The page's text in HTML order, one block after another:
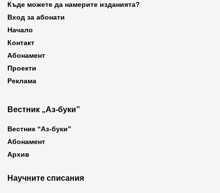
Къде можете да намерите изданията?
Вход за абонати
Начало
Контакт
Абонамент
Проекти
Реклама
Вестник „Аз-буки”
Вестник “Аз-буки”
Абонамент
Архив
Научните списания